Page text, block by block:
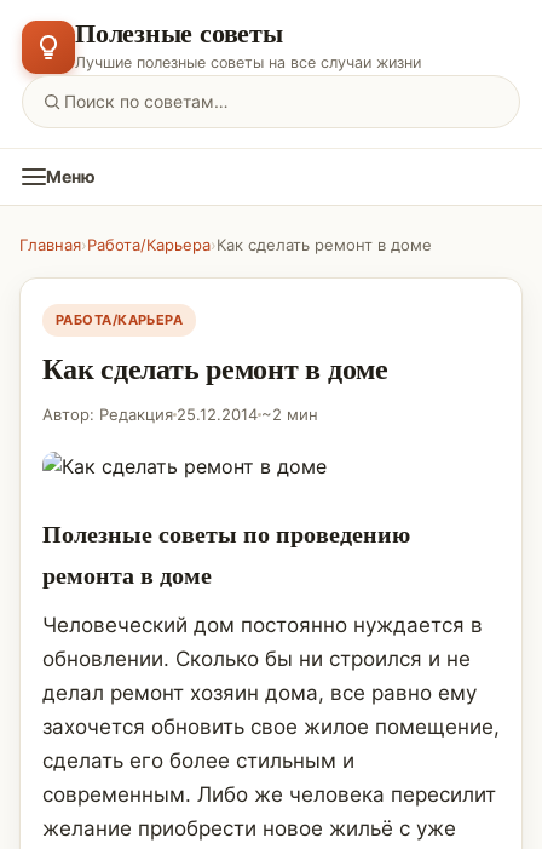
Полезные советы
Лучшие полезные советы на все случаи жизни
Меню
Главная›Работа/Карьера›Как сделать ремонт в доме
РАБОТА/КАРЬЕРА
Как сделать ремонт в доме
Автор: Редакция 25.12.2014 ~2 мин
Полезные советы по проведению
ремонта в доме
Человеческий дом постоянно нуждается в
обновлении. Сколько бы ни строился и не
делал ремонт хозяин дома, все равно ему
захочется обновить свое жилое помещение,
сделать его более стильным и
современным. Либо же человека пересилит
желание приобрести новое жильё с уже